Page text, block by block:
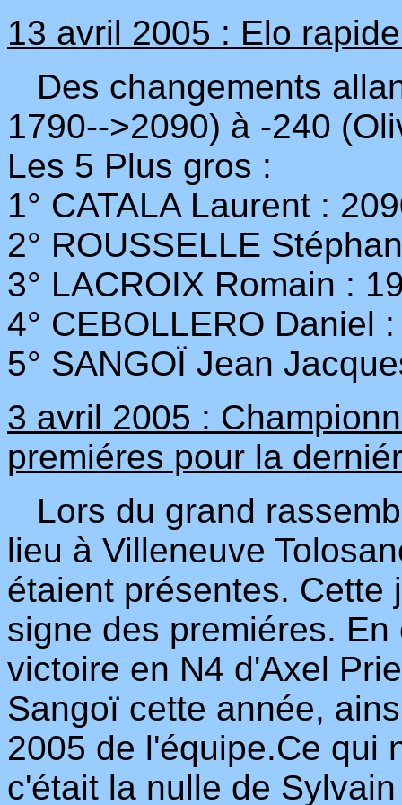
13 avril 2005 : Elo
Des changements
1790-->2090) à -240
Les 5 Plus gros :
1° CATALA Laurent :
2° ROUSSELLE
3° LACROIX Romain :
4° CEBOLLERO Daniel
5° SANGOÏ Jean
3 avril 2005 :
premiéres pour la
Lors du grand
lieu à Villeneuve
étaient présentes. Cette
signe des premiéres.
victoire en N4 d'Axel
Sangoï cette année,
2005 de l'équipe.Ce qui
c'était la nulle de